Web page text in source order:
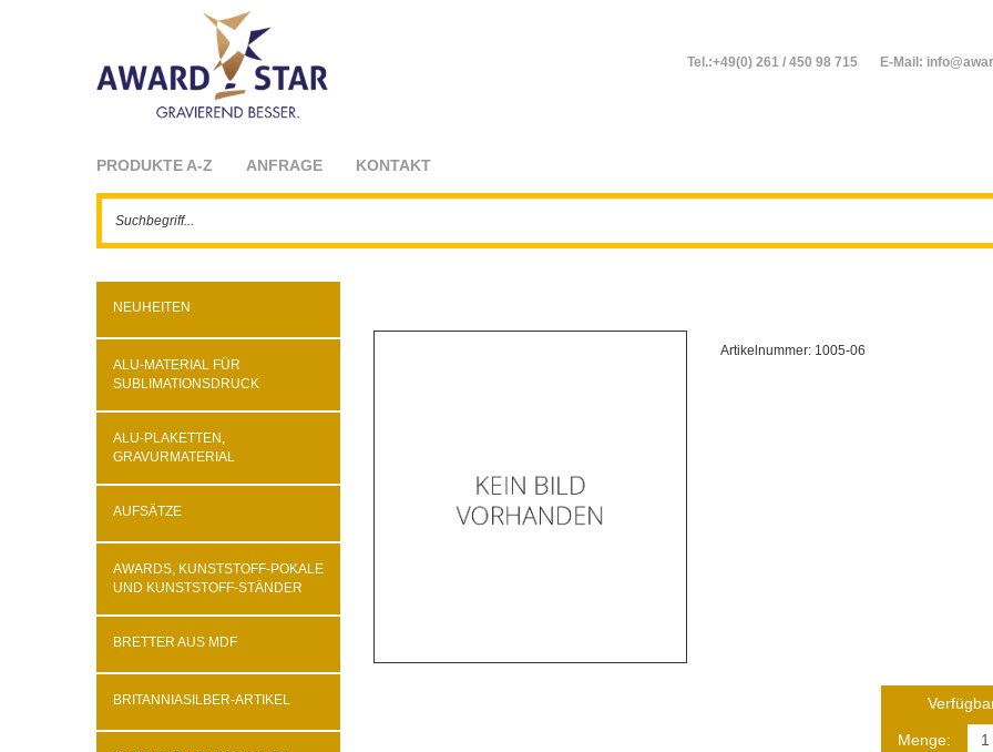
Tel.:+49(0) 261 / 450 98 715 E-Mail:
PRODUKTE A-Z ANFRAGE KONTAKT
NEUHEITEN
ALU-MATERIAL FÜR
SUBLIMATIONSDRUCK
ALU-PLAKETTEN,
GRAVURMATERIAL
AUFSÄTZE
AWARDS, KUNSTSTOFF-POKALE
UND KUNSTSTOFF-STÄNDER
BRETTER AUS MDF
BRITANNIASILBER-ARTIKEL
Artikelnummer: 1005-06
Menge: